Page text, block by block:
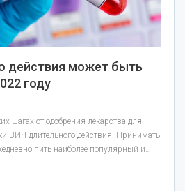
действия может быть
году
шагах от одобрения лекарства для
ВИЧ длительного действия. Принимать
пить наиболее популярный и…